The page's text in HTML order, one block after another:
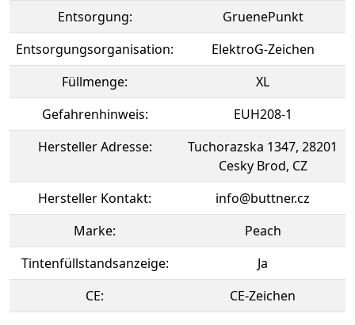
Entsorgung:
GruenePunkt
Entsorgungsorganisation:
ElektroG-Zeichen
Füllmenge:
XL
Gefahrenhinweis:
EUH208-1
Hersteller Adresse:
Tuchorazska 1347, 28201
Cesky Brod, CZ
Hersteller Kontakt:
info@buttner.cz
Marke:
Peach
Tintenfüllstandsanzeige:
Ja
CE:
CE-Zeichen